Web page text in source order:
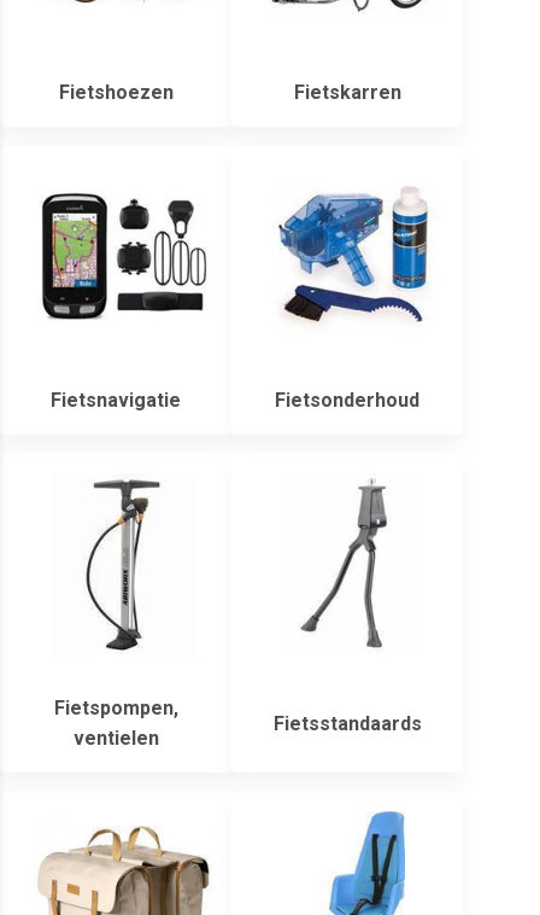
Fietshoezen Fietskarren
Fietsnavigatie Fietsonderhoud
Fietspompen,
ventielen
Fietsstandaards